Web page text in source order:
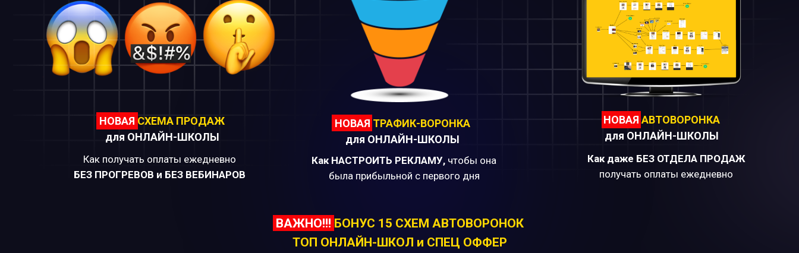
Как НАСТРОИТЬ РЕКЛАМУ, чтобы она
была прибыльной с первого дня
Как получать оплаты ежедневно
БЕЗ ПРОГРЕВОВ и БЕЗ ВЕБИНАРОВ
Как даже БЕЗ ОТДЕЛА ПРОДАЖ
получать оплаты ежедневно
НОВАЯ ТРАФИК-ВОРОНКА
для ОНЛАЙН-ШКОЛЫ
НОВАЯ СХЕМА ПРОДАЖ
для ОНЛАЙН-ШКОЛЫ
НОВАЯ АВТОВОРОНКА
для ОНЛАЙН-ШКОЛЫ
ВАЖНО!!! БОНУС 15 СХЕМ АВТОВОРОНОК
ТОП ОНЛАЙН-ШКОЛ и СПЕЦ ОФФЕР